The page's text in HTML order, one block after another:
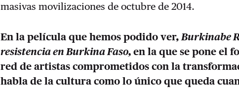
masivas movilizaciones de octubre de 2014.
En la película que hemos podido ver,Burkinabe
resistencia en Burkina Faso,en la que se pone el
red de artistas comprometidos con la
habla de la cultura como lo único que queda